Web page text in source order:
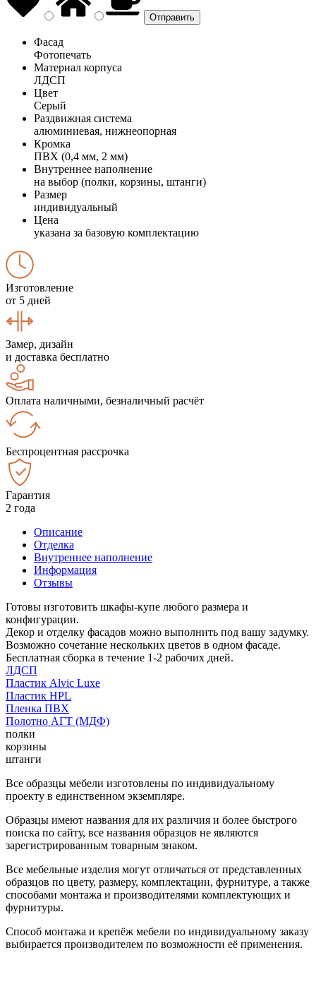
Фасад
Фотопечать
Материал корпуса
ЛДСП
Цвет
Серый
Раздвижная система
алюминиевая, нижнеопорная
Кромка
ПВХ (0,4 мм, 2 мм)
Внутреннее наполнение
на выбор (полки, корзины, штанги)
Размер
индивидуальный
Цена
указана за базовую комплектацию
Изготовление
от 5 дней
Замер, дизайн
и доставка бесплатно
Оплата наличными, безналичный расчёт
Беспроцентная рассрочка
Гарантия
2 года
Описание
Отделка
Внутреннее наполнение
Информация
Отзывы
Готовы изготовить шкафы-купе любого размера и
конфигурации.
Декор и отделку фасадов можно выполнить под вашу задумку.
Возможно сочетание нескольких цветов в одном фасаде.
Бесплатная сборка в течение 1-2 рабочих дней.
ЛДСП
Пластик Alvic Luxe
Пластик HPL
Пленка ПВХ
Полотно АГТ (МДФ)
полки
корзины
штанги
Все образцы мебели изготовлены по индивидуальному
проекту в единственном экземпляре.
Образцы имеют названия для их различия и более быстрого
поиска по сайту, все названия образцов не являются
зарегистрированным товарным знаком.
Все мебельные изделия могут отличаться от представленных
образцов по цвету, размеру, комплектации, фурнитуре, а также
способами монтажа и производителями комплектующих и
фурнитуры.
Способ монтажа и крепёж мебели по индивидуальному заказу
выбирается производителем по возможности её применения.